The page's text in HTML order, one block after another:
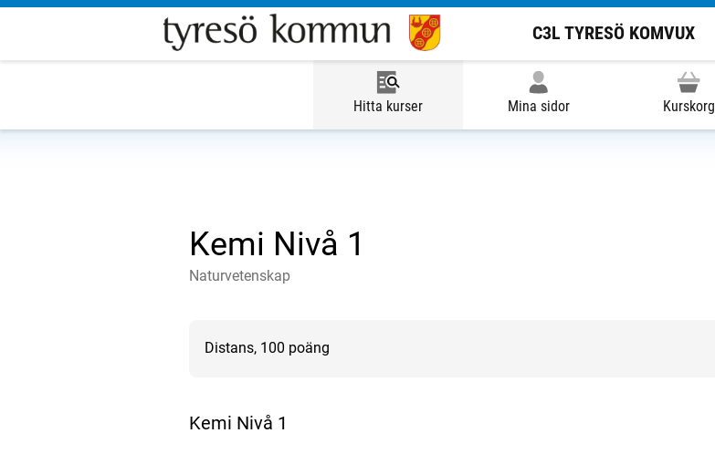
C3L TYRESÖ KOMVUX
Hitta kurser Mina sidor Kurskorg
Kemi Nivå 1
Naturvetenskap
Distans, 100 poäng
Kemi Nivå 1